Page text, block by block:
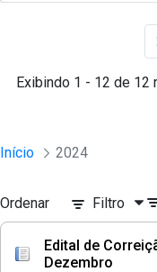
Exibindo 1 - 12 de 12
Início 2024
Ordenar Filtro
Edital de
Dezembro